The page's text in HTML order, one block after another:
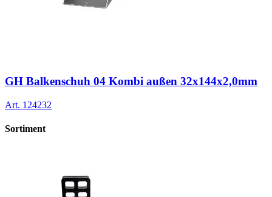
GH Balkenschuh 04 Kombi außen 32x144x2,0mm
Art. 124232
Sortiment